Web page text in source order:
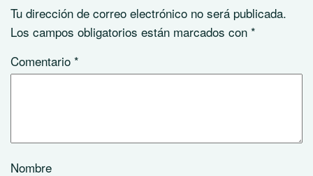
Tu dirección de correo electrónico no será publicada.
Los campos obligatorios están marcados con *
Comentario *
Nombre